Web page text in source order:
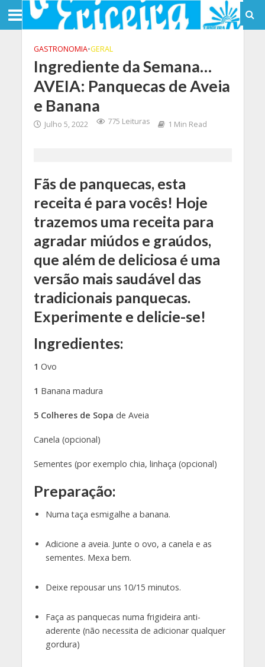
GASTRONOMIA•GERAL
Ingrediente da Semana…
AVEIA: Panquecas de Aveia
e Banana
Julho 5, 2022 775 Leituras 1 Min Read
Fãs de panquecas, esta
receita é para vocês! Hoje
trazemos uma receita para
agradar miúdos e graúdos,
que além de deliciosa é uma
versão mais saudável das
tradicionais panquecas.
Experimente e delicie-se!
Ingredientes:
1 Ovo
1 Banana madura
5 Colheres de Sopa de Aveia
Canela (opcional)
Sementes (por exemplo chia, linhaça (opcional)
Preparação:
Numa taça esmigalhe a banana.
Adicione a aveia. Junte o ovo, a canela e as
sementes. Mexa bem.
Deixe repousar uns 10/15 minutos.
Faça as panquecas numa frigideira anti-
aderente (não necessita de adicionar qualquer
gordura)